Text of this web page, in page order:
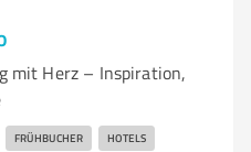
mit Herz – Inspiration,
FRÜHBUCHER HOTELS